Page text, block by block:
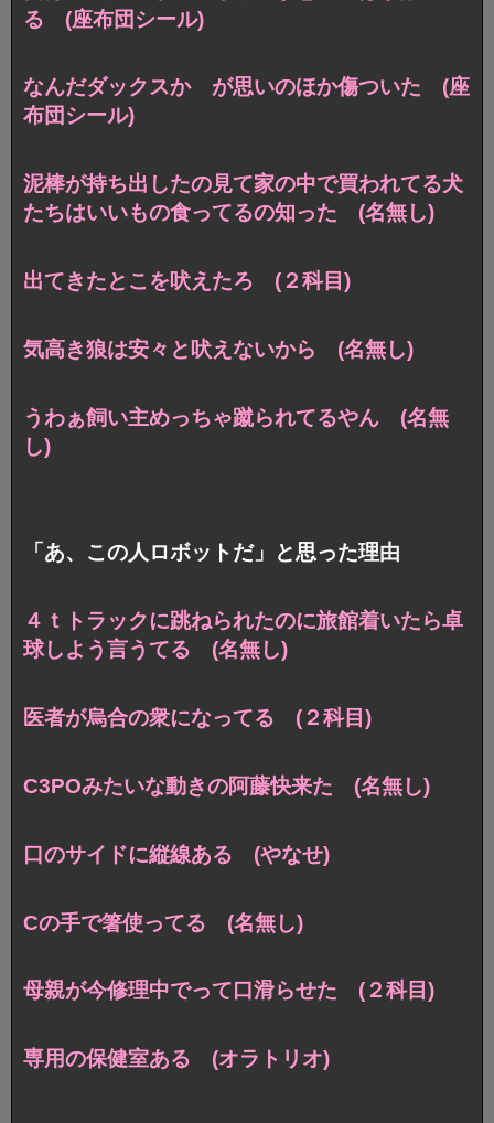
る (座布団シール)
なんだダックスか が思いのほか傷ついた (座
布団シール)
泥棒が持ち出したの見て家の中で買われてる犬
たちはいいもの食ってるの知った (名無し)
出てきたとこを吠えたろ (２科目)
気高き狼は安々と吠えないから (名無し)
うわぁ飼い主めっちゃ蹴られてるやん (名無
し)
「あ、この人ロボットだ」と思った理由
４ｔトラックに跳ねられたのに旅館着いたら卓
球しよう言うてる (名無し)
医者が烏合の衆になってる (２科目)
C3POみたいな動きの阿藤快来た (名無し)
口のサイドに縦線ある (やなせ)
Cの手で箸使ってる (名無し)
母親が今修理中でって口滑らせた (２科目)
専用の保健室ある (オラトリオ)